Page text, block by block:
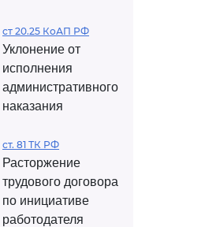
ст 20.25 КоАП РФ
Уклонение от
исполнения
административного
наказания
ст. 81 ТК РФ
Расторжение
трудового договора
по инициативе
работодателя